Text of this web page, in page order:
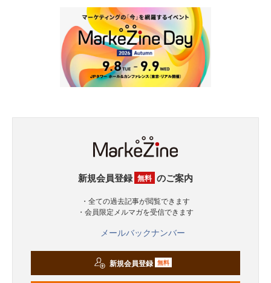
新規会員登録 無料 のご案内
・全ての過去記事が閲覧できます
・会員限定メルマガを受信できます
メールバックナンバー
新規会員登録 無料